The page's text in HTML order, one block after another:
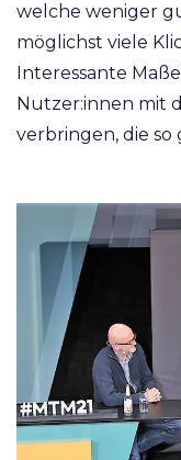
welche weniger
möglichst viele
Interessante
Nutzer:innen mit
verbringen, die so